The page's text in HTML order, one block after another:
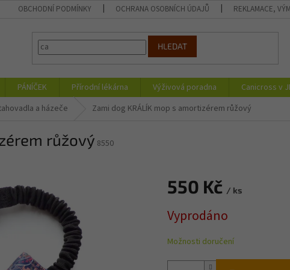
OBCHODNÍ PODMÍNKY OCHRANA OSOBNÍCH ÚDAJŮ REKLAMACE,
HLEDAT
PÁNÍČEK Přírodní lékárna Výživová poradna Canicross v
a házeče Zami dog KRÁLÍK mop s amortizérem růžový
růžový 8550
550 Kč / ks
cena:
Vyprodáno
Možnosti doručení